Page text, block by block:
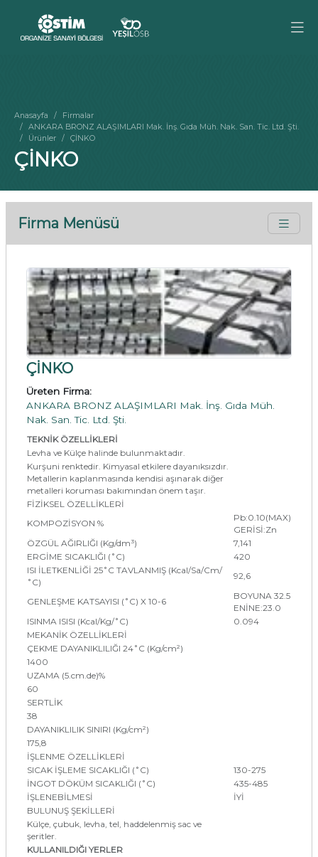
Anasayfa
Firmalar
ANKARA BRONZ ALAŞIMLARI Mak. İnş. Gıda Müh. Nak. San. Tic. Ltd. Şti.
Ürünler
ÇİNKO
ÇİNKO
Firma Menüsü
ÇİNKO
Üreten Firma:
ANKARA BRONZ ALAŞIMLARI Mak. İnş. Gıda Müh.
Nak. San. Tic. Ltd. Şti.
TEKNİK ÖZELLİKLERİ
Levha ve Külçe halinde bulunmaktadır.
Kurşuni renktedir. Kimyasal etkilere dayanıksızdır.
Metallerin kaplanmasında kendisi aşınarak diğer
metalleri koruması bakımından önem taşır.
FİZİKSEL ÖZELLİKLERİ
KOMPOZİSYON %
Pb:0.10(MAX)
GERİSİ:Zn
ÖZGÜL AĞIRLIĞI (Kg/dm³)
7,141
ERGİME SICAKLIĞI (˚C)
420
ISI İLETKENLİĞİ 25˚C TAVLANMIŞ (Kcal/Sa/Cm/
˚C)
92,6
GENLEŞME KATSAYISI (˚C) X 10-6
BOYUNA 32.5
ENİNE:23.0
ISINMA ISISI (Kcal/Kg/˚C)
0.094
MEKANİK ÖZELLİKLERİ
ÇEKME DAYANIKLILIĞI 24˚C (Kg/cm²)
1400
UZAMA (5.cm.de)%
60
SERTLİK
38
DAYANIKLILIK SINIRI (Kg/cm²)
175,8
İŞLENME ÖZELLİKLERİ
SICAK İŞLEME SICAKLIĞI (˚C)
130-275
İNGOT DÖKÜM SICAKLIĞI (˚C)
435-485
İŞLENEBİLMESİ
İYİ
BULUNUŞ ŞEKİLLERİ
Külçe, çubuk, levha, tel, haddelenmiş sac ve
şeritler.
KULLANILDIĞI YERLER